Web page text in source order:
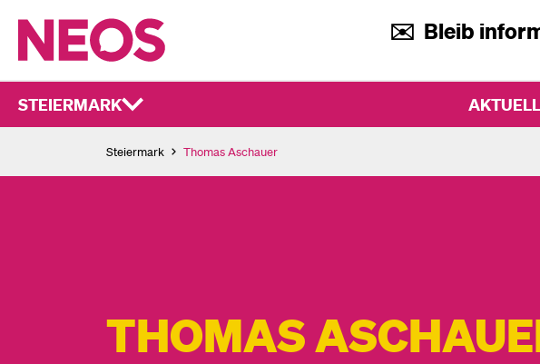
✉️ Bleib
STEIERMARK
Steiermark Thomas Aschauer
THOMAS